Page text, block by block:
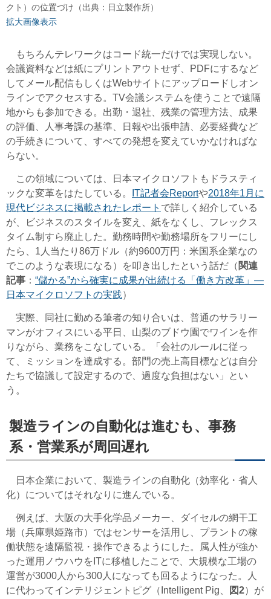
クト）の位置づけ（出典：日立製作所）
拡大画像表示
もちろんテレワークはコード統一だけでは実現しない。
会議資料などは紙にプリントアウトせず、PDFにするなど
してメール配信もしくはWebサイトにアップロードしオン
ラインでアクセスする。TV会議システムを使うことで遠隔
地からも参加できる。出勤・退社、残業の管理方法、成果
の評価、人事考課の基準、日報や出張申請、必要経費など
の手続きについて、すべての発想を変えていかなければな
らない。
この領域については、日本マイクロソフトもドラスティ
ックな変革をはたしている。
IT記者会Reportや2018年1月に
現代ビジネスに掲載されたレポート で詳しく紹介している
が、ビジネスのスタイルを変え、紙をなくし、フレックス
タイム制すら廃止した。勤務時間や勤務場所をフリーにし
たら、1人当たり86万ドル（約9600万円：米国系企業なの
でこのような表現になる）を叩き出したという話だ（ 関連
記事 ： “儲かる”から確実に成果が出続ける「働き方改革」―
日本マイクロソフトの実践）
実際、同社に勤める筆者の知り合いは、普通のサラリー
マンがオフィスにいる平日、山梨のブドウ園でワインを作
りながら、業務をこなしている。「会社のルールに従っ
て、ミッションを達成する。部門の売上高目標などは自分
たちで協議して設定するので、過度な負担はない」とい
う。
製造ラインの自動化は進むも、事務
系・営業系が周回遅れ
日本企業において、製造ラインの自動化（効率化・省人
化）についてはそれなりに進んでいる。
例えば、大阪の大手化学品メーカー、ダイセルの網干工
場（兵庫県姫路市）ではセンサーを活用し、プラントの稼
働状態を遠隔監視・操作できるようにした。属人性が強か
った運用ノウハウをITに移植したことで、大規模な工場の
運営が3000人から300人になっても回るようになった。人
に代わってインテリジェントピグ（Intelligent Pig、
図2）が